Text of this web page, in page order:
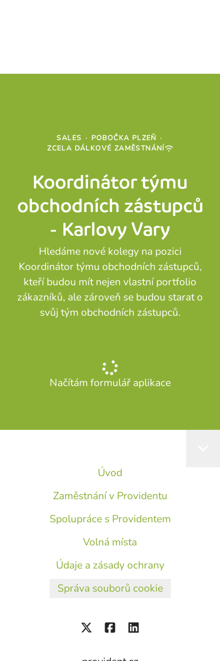
SALES · POBOČKA PLZEŇ ·
ZCELA DÁLKOVÉ ZAMĚSTNÁNÍ
Koordinátor týmu
obchodních zástupců
- Karlovy Vary
Hledáme nové kolegy na pozici
Koordinátor týmu obchodních zástupců,
kteří budou mít nejen vlastní portfolio
zákazníků, ale zároveň se budou starat o
svůj tým obchodních zástupců.
Načítám formulář aplikace
Úvod
Zaměstnání v Providentu
Spolupráce s Providentem
Volná místa
Údaje a zásady ochrany
Správa souborů cookie